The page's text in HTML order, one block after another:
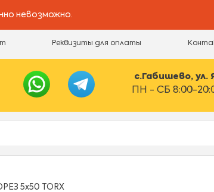
невозможно.
Реквизиты для оплаты
с.Габишево, ул.
ПН - СБ 8:00-
5х50 TORX